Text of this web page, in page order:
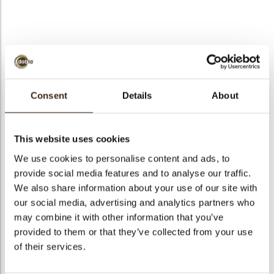
Consent Details About
This website uses cookies
We use cookies to personalise content and ads, to
provide social media features and to analyse our traffic.
We also share information about your use of our site with
our social media, advertising and analytics partners who
may combine it with other information that you’ve
provided to them or that they’ve collected from your use
of their services.
Forest shavings mini
dark/white
Netto gewicht
Bruto gewicht
1.176 kg
Aantal stuks
475
Vorm
Overig
Beschikbaarheid
Het hele jaar verkrijgbaar
Afmetingen
27 X 35 MM
Kleur